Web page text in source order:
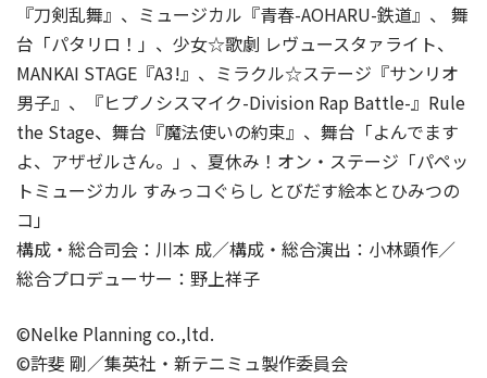
『刀剣乱舞』、ミュージカル『青春-AOHARU-鉄道』、 舞
台「パタリロ！」、少女☆歌劇 レヴュースタァライト、
MANKAI STAGE『A3!』、ミラクル☆ステージ『サンリオ
男子』、『ヒプノシスマイク-Division Rap Battle-』Rule
the Stage、舞台『魔法使いの約束』、舞台「よんでます
よ、アザゼルさん。」、夏休み！オン・ステージ「パペッ
トミュージカル すみっコぐらし とびだす絵本とひみつの
コ」
構成・総合司会：川本 成／構成・総合演出：小林顕作／
総合プロデューサー：野上祥子
©Nelke Planning co.,ltd.
©許斐 剛／集英社・新テニミュ製作委員会